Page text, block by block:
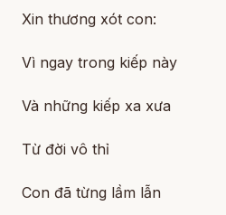
Xin thương xót con:
Vì ngay trong kiếp này
Và những kiếp xa xưa
Từ đời vô thỉ
Con đã từng lầm lẫn